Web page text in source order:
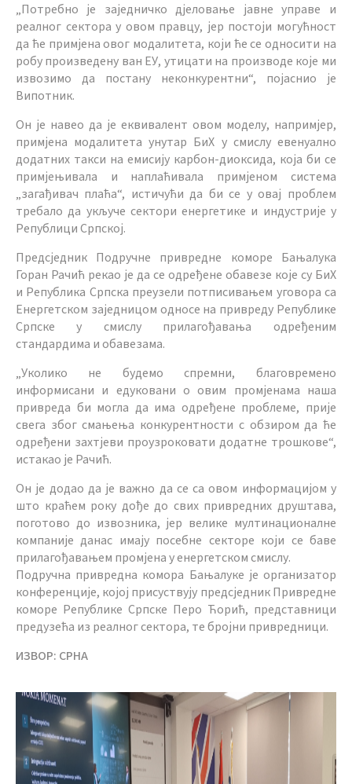
„Потребно је заједничко д‌јеловање јавне управе и
реалног сектора у овом правцу, јер постоји могућност
да ће примјена овог модалитета, који ће се односити на
робу произведену ван ЕУ, утицати на производе које ми
извозимо да постану неконкурентни“, појаснио је
Випотник.
Он је навео да је еквивалент овом моделу, напримјер,
примјена модалитета унутар БиХ у смислу евенуално
додатних такси на емисију карбон-диоксида, која би се
примјењивала и наплаћивала примјеном система
„загађивач плаћа“, истичући да би се у овај проблем
требало да укључе сектори енергетике и индустрије у
Републици Српској.
Предсједник Подручне привредне коморе Бањалука
Горан Рачић рекао је да се одређене обавезе које су БиХ
и Република Српска преузели потписивањем уговора са
Енергетском заједницом односе на привреду Републике
Српске у смислу прилагођавања одређеним
стандардима и обавезама.
„Уколико не будемо спремни, благовремено
информисани и едуковани о овим промјенама наша
привреда би могла да има одређене проблеме, прије
свега због смањења конкурентности с обзиром да ће
одређени захтјеви проузроковати додатне трошкове“,
истакао је Рачић.
Он је додао да је важно да се са овом информацијом у
што краћем року дође до свих привредних друштава,
поготово до извозника, јер велике мултинационалне
компаније данас имају посебне секторе који се баве
прилагођавањем промјена у енергетском смислу.
Подручна привредна комора Бањалуке је организатор
конференције, којој присуствују предсједник Привредне
коморе Републике Српске Перо Ћорић, представници
предузећа из реалног сектора, те бројни привредници.
ИЗВОР: СРНА